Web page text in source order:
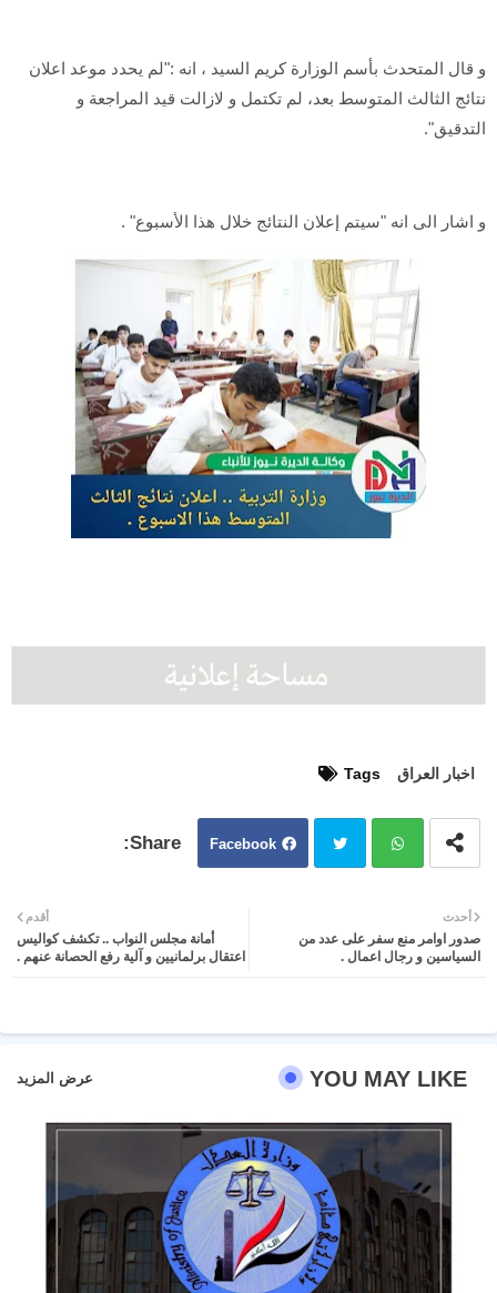
و قال المتحدث بأسم الوزارة كريم السيد ، انه :"لم يحدد موعد اعلان
نتائج الثالث المتوسط بعد، لم تكتمل و لازالت قيد المراجعة و
التدقيق".
و اشار الى انه "سيتم إعلان النتائج خلال هذا الأسبوع" .
Tags اخبار العراق
Facebook
ter atsa
أحدث
صدور اوامر منع سفر على عدد من
السياسين و رجال اعمال .
أقدم
أمانة مجلس النواب .. تكشف كواليس
اعتقال برلمانيين و آلية رفع الحصانة عنهم .
YOU MAY LIKE عرض المزيد